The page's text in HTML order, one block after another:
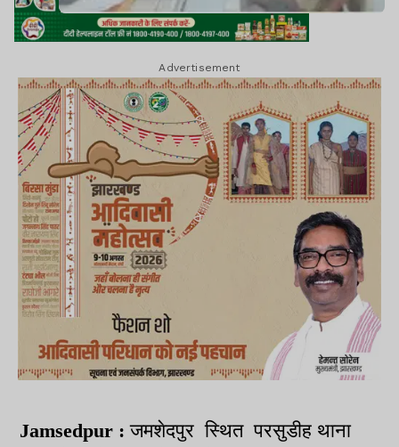
Advertisement
Jamsedpur :जमशेदपुर स्थित परसुडीह थाना